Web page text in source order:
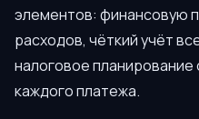
элементов: финансовую
расходов, чёткий учёт
налоговое планирование
каждого платежа.